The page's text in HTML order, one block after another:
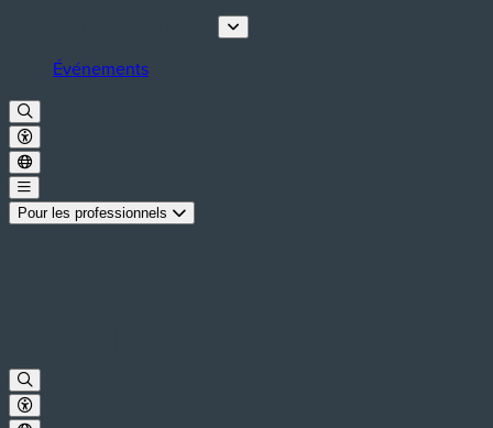
Événements
Pour les professionnels